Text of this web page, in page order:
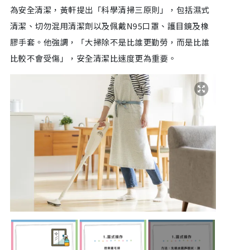
為安全清潔，黃軒提出「科學清掃三原則」，包括濕式
清潔、切勿混用清潔劑以及佩戴N95口罩、護目鏡及橡
膠手套。他強調，「大掃除不是比誰更勤勞，而是比誰
比較不會受傷」，安全清潔比速度更為重要。